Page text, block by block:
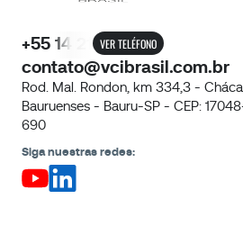
+55 14 21 VER TELÉFONO
contato@vcibrasil.com.br
Rod. Mal. Rondon, km 334,3 -
Bauruenses - Bauru-SP - CEP:
690
Siga nuestras redes: